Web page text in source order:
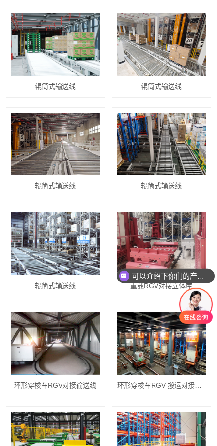
辊筒式输送线 辊筒式输送线
辊筒式输送线 辊筒式输送线
辊筒式输送线 重载RGV对接立体库
环形穿梭车RGV对接输送线 环形穿梭车RGV 搬运对接立体库
你们是怎么收费的呢？